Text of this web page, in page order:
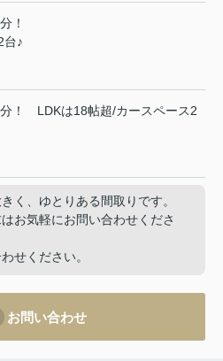
！
台♪
！
LDKは18帖超/カースペース2
く、ゆとりある間取りです。
お気軽にお問い合わせくださ
せください。
お問い合わせ